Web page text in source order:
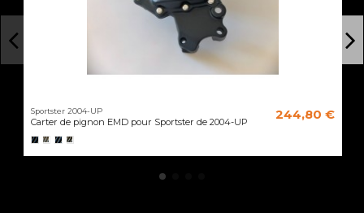
Sportster 2004-UP
Carter de pignon EMD pour Sportster de 2004-UP
244,80 €